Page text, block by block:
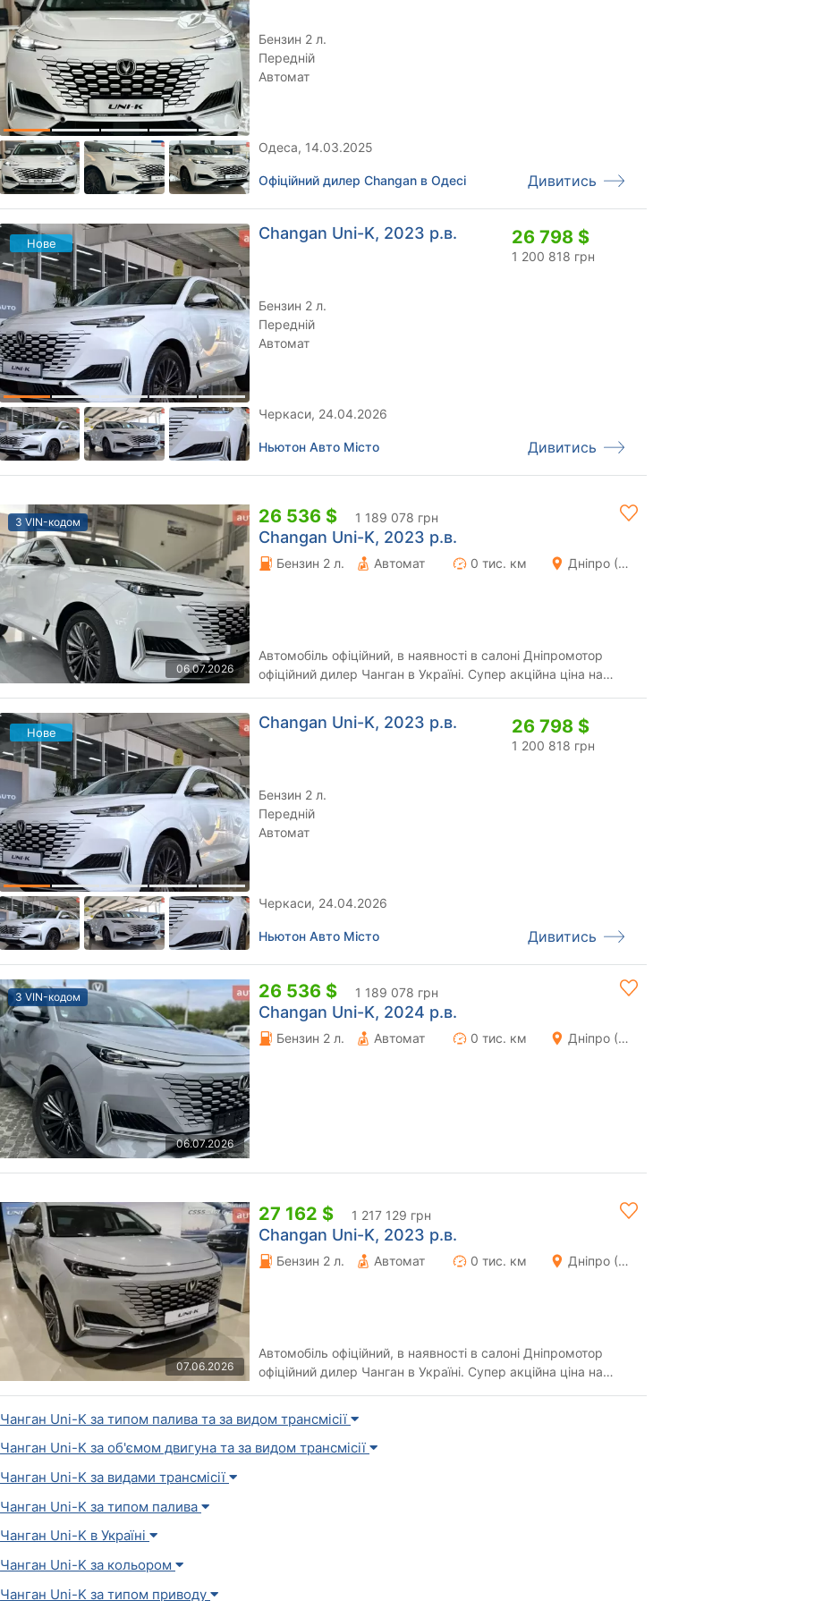
Бензин 2 л.
Передній
Автомат
Одеса, 14.03.2025
Офіційний дилер Changan в Одесі Дивитись
Нове
Changan Uni-K, 2023 р.в. 26 798 $
1 200 818 грн
Бензин 2 л.
Передній
Автомат
Черкаси, 24.04.2026
Ньютон Авто Місто Дивитись
З VIN-кодом
06.07.2026
26 536 $ 1 189 078 грн
Changan Uni-K, 2023 р.в.
Бензин 2 л. Автомат 0 тис. км Дніпро (Дніпропетровськ)
Автомобіль офіційний, в наявності в салоні Дніпромотор
офіційний дилер Чанган в Україні. Супер акційна ціна на
Нове
Changan Uni-K, 2023 р.в. 26 798 $
1 200 818 грн
Бензин 2 л.
Передній
Автомат
Черкаси, 24.04.2026
Ньютон Авто Місто Дивитись
З VIN-кодом
06.07.2026
26 536 $ 1 189 078 грн
Changan Uni-K, 2024 р.в.
Бензин 2 л. Автомат 0 тис. км Дніпро (Дніпропетровськ)
07.06.2026
27 162 $ 1 217 129 грн
Changan Uni-K, 2023 р.в.
Бензин 2 л. Автомат 0 тис. км Дніпро (Дніпропетровськ)
Автомобіль офіційний, в наявності в салоні Дніпромотор
офіційний дилер Чанган в Україні. Супер акційна ціна на
Чанган Uni-K за типом палива та за видом трансмісії
Чанган Uni-K за об'ємом двигуна та за видом трансмісії
Чанган Uni-K за видами трансмісії
Чанган Uni-K за типом палива
Чанган Uni-K в Україні
Чанган Uni-K за кольором
Чанган Uni-K за типом приводу